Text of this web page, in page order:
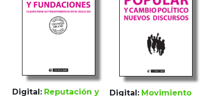
Digital: Reputación y
Digital: Movimiento